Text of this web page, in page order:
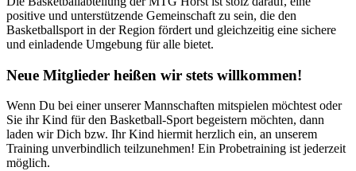
positive und unterstützende Gemeinschaft zu sein, die den
Basketballsport in der Region fördert und gleichzeitig eine sichere
und einladende Umgebung für alle bietet.
Neue Mitglieder heißen wir stets willkommen!
Wenn Du bei einer unserer Mannschaften mitspielen möchtest oder
Sie ihr Kind für den Basketball-Sport begeistern möchten, dann
laden wir Dich bzw. Ihr Kind hiermit herzlich ein, an unserem
Training unverbindlich teilzunehmen! Ein Probetraining ist jederzeit
möglich.